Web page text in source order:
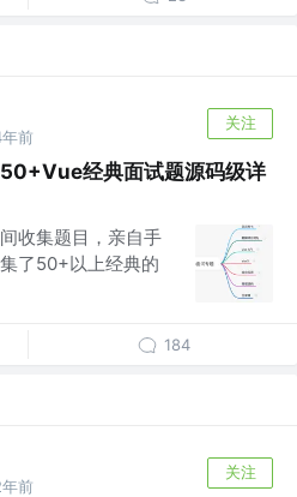
前
关注
经典面试题源码级详
收集题目，亲自手
了50+以上经典的
184
前
关注